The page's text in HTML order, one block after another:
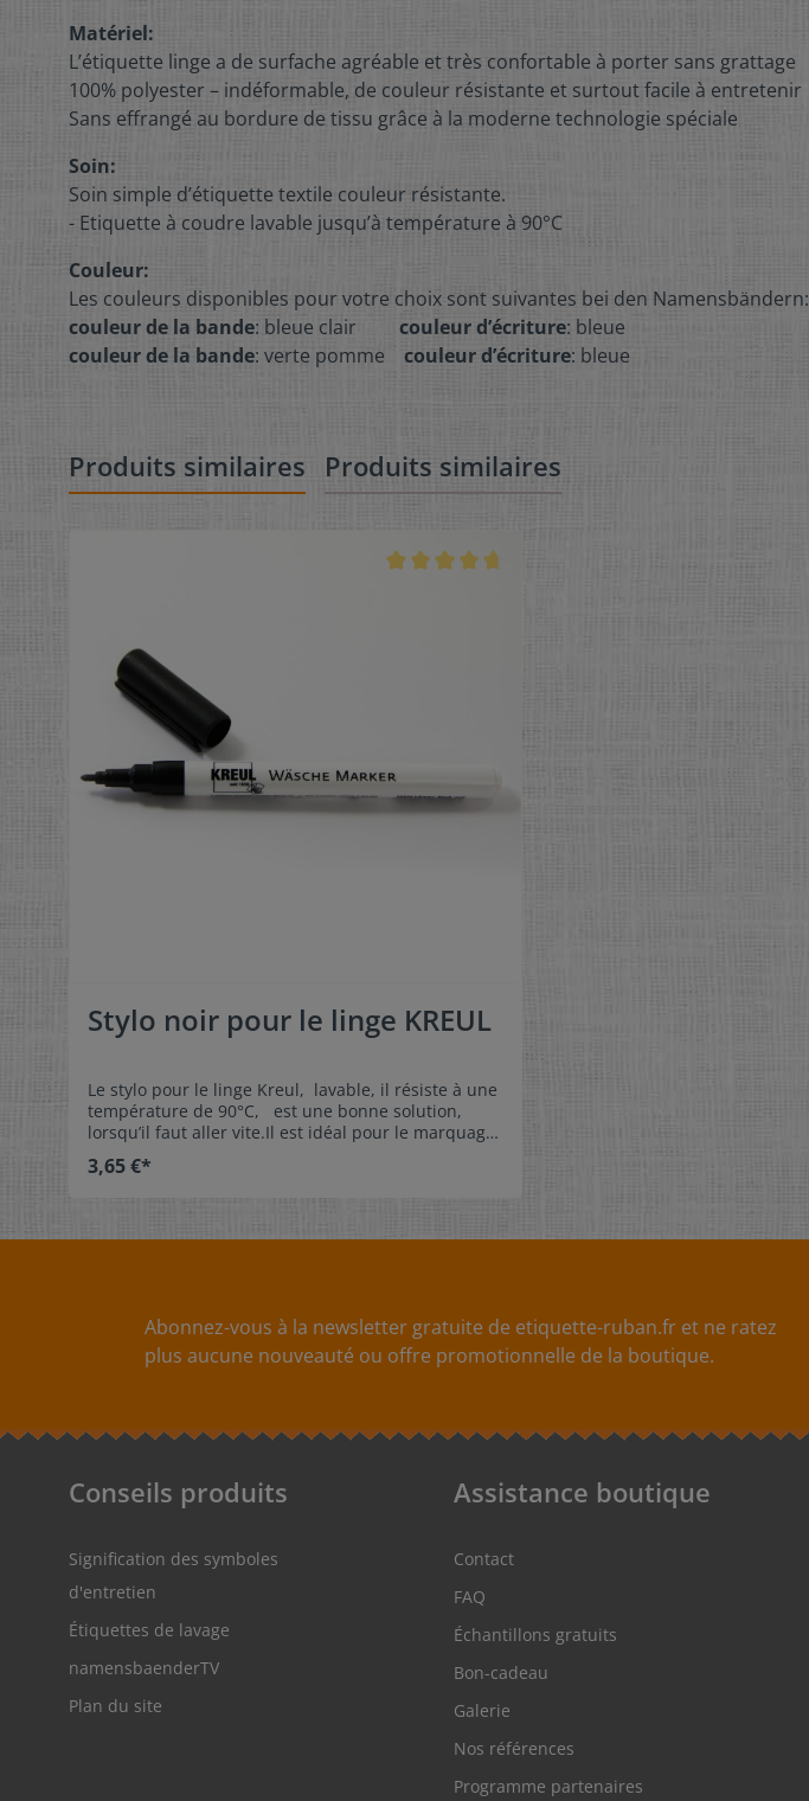
Matériel:
L’étiquette linge a de surfache agréable et très confortable à porter sans grattage
100% polyester – indéformable, de couleur résistante et surtout facile à entretenir
Sans effrangé au bordure de tissu grâce à la moderne technologie spéciale
Soin:
Soin simple d’étiquette textile couleur résistante.
- Etiquette à coudre lavable jusqu’à température à 90°C
Couleur:
Les couleurs disponibles pour votre choix sont suivantes bei den Namensbändern:
couleur de la bande: bleue clair couleur d’écriture: bleue
couleur de la bande: verte pomme couleur d’écriture: bleue
Produits similaires Produits similaires
Stylo noir pour le linge KREUL
Le stylo pour le linge Kreul, lavable, il résiste à une
température de 90°C, est une bonne solution,
lorsqu’il faut aller vite.Il est idéal pour le marquage
résiste à une température de 90°C- épaisseur de
convient pas pour les étiquettes en satin
3,65 €*
Abonnez-vous à la newsletter gratuite de etiquette-ruban.fr et ne ratez
plus aucune nouveauté ou offre promotionnelle de la boutique.
Conseils produits
Signification des symboles
d'entretien
Étiquettes de lavage
namensbaenderTV
Plan du site
Assistance boutique
Contact
FAQ
Échantillons gratuits
Bon-cadeau
Galerie
Nos références
Programme partenaires